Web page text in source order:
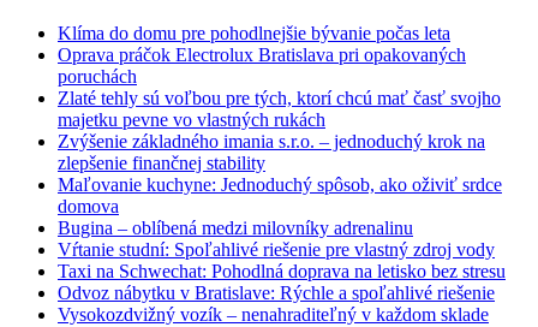
Klíma do domu pre pohodlnejšie bývanie počas leta
Oprava práčok Electrolux Bratislava pri opakovaných
poruchách
Zlaté tehly sú voľbou pre tých, ktorí chcú mať časť svojho
majetku pevne vo vlastných rukách
Zvýšenie základného imania s.r.o. – jednoduchý krok na
zlepšenie finančnej stability
Maľovanie kuchyne: Jednoduchý spôsob, ako oživiť srdce
domova
Bugina – oblíbená medzi milovníky adrenalinu
Vŕtanie studní: Spoľahlivé riešenie pre vlastný zdroj vody
Taxi na Schwechat: Pohodlná doprava na letisko bez stresu
Odvoz nábytku v Bratislave: Rýchle a spoľahlivé riešenie
Vysokozdvižný vozík – nenahraditeľný v každom sklade